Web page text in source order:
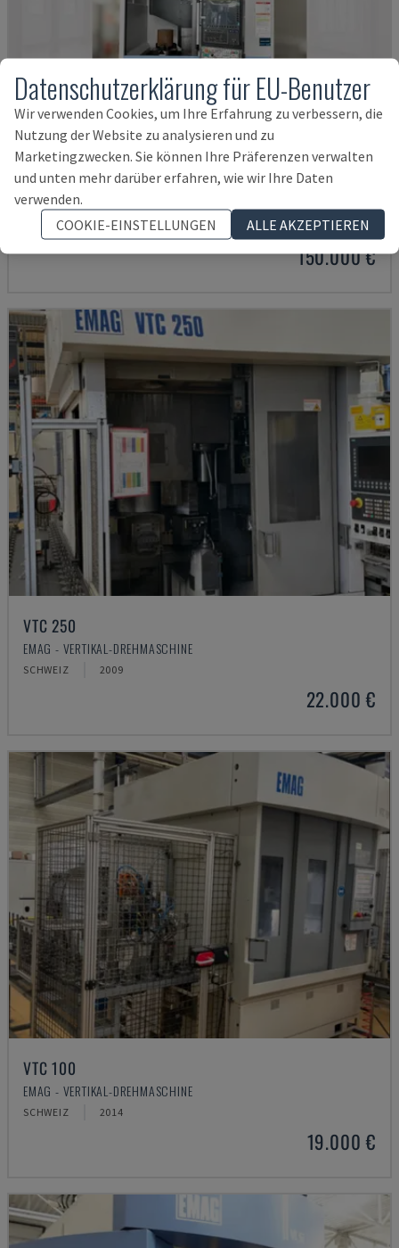
PUMA V8300MR
DN SOLUTIONS - VERTIKAL-DREHMASCHINE
DEUTSCHLAND 2023
150.000 €
VTC 250
EMAG - VERTIKAL-DREHMASCHINE
SCHWEIZ 2009
22.000 €
VTC 100
EMAG - VERTIKAL-DREHMASCHINE
SCHWEIZ 2014
19.000 €
Datenschutzerklärung für EU-Benutzer
Wir verwenden Cookies, um Ihre Erfahrung zu verbessern, die
Nutzung der Website zu analysieren und zu
Marketingzwecken. Sie können Ihre Präferenzen verwalten
und unten mehr darüber erfahren, wie wir Ihre Daten
verwenden.
COOKIE-EINSTELLUNGEN
ALLE AKZEPTIEREN